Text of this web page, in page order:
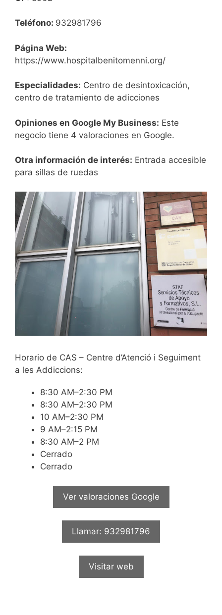
Teléfono: 932981796
Página Web:
https://www.hospitalbenitomenni.org/
Especialidades: Centro de desintoxicación,
centro de tratamiento de adicciones
Opiniones en Google My Business: Este
negocio tiene 4 valoraciones en Google.
Otra información de interés: Entrada accesible
para sillas de ruedas
Horario de CAS – Centre d’Atenció i Seguiment
a les Addiccions:
8:30 AM–2:30 PM
8:30 AM–2:30 PM
10 AM–2:30 PM
9 AM–2:15 PM
8:30 AM–2 PM
Cerrado
Cerrado
Ver valoraciones Google
Llamar: 932981796
Visitar web